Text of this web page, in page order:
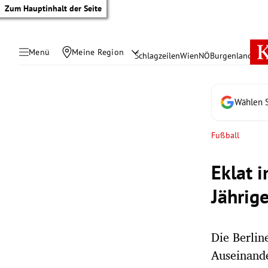
Zum Hauptinhalt der Seite
Menü Meine Region SchlagzeilenWienNÖBurgenland
Wählen
Fußball
Eklat
Die